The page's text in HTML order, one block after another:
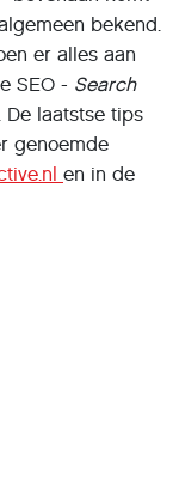
bekend.
er alles aan
SEO - Search
laatstse tips
genoemde
en in de